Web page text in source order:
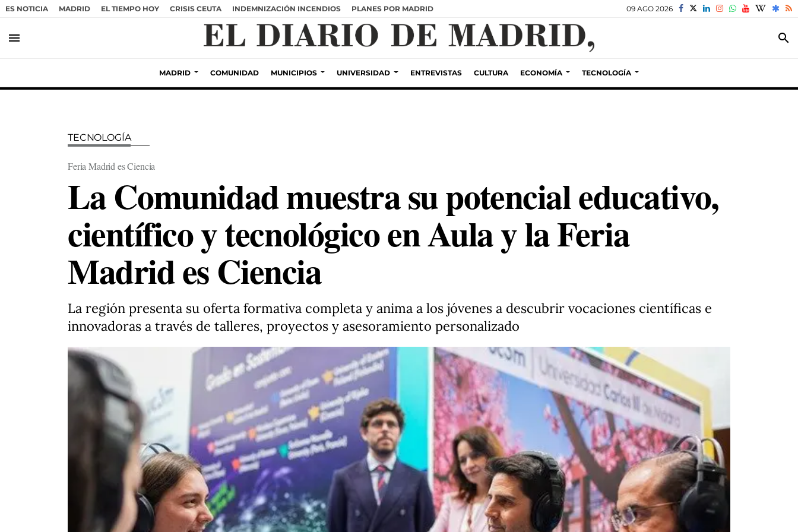
ES NOTICIA MADRID EL TIEMPO HOY CRISIS CEUTA INDEMNIZACIÓN INCENDIOS PLANES POR MADRID 09 AGO 2026
menu search
MADRID COMUNIDAD MUNICIPIOS UNIVERSIDAD ENTREVISTAS CULTURA ECONOMÍA TECNOLOGÍA
TECNOLOGÍA
Feria Madrid es Ciencia
La Comunidad muestra su potencial educativo,
científico y tecnológico en Aula y la Feria
Madrid es Ciencia
La región presenta su oferta formativa completa y anima a los jóvenes a descubrir vocaciones científicas e
innovadoras a través de talleres, proyectos y asesoramiento personalizado